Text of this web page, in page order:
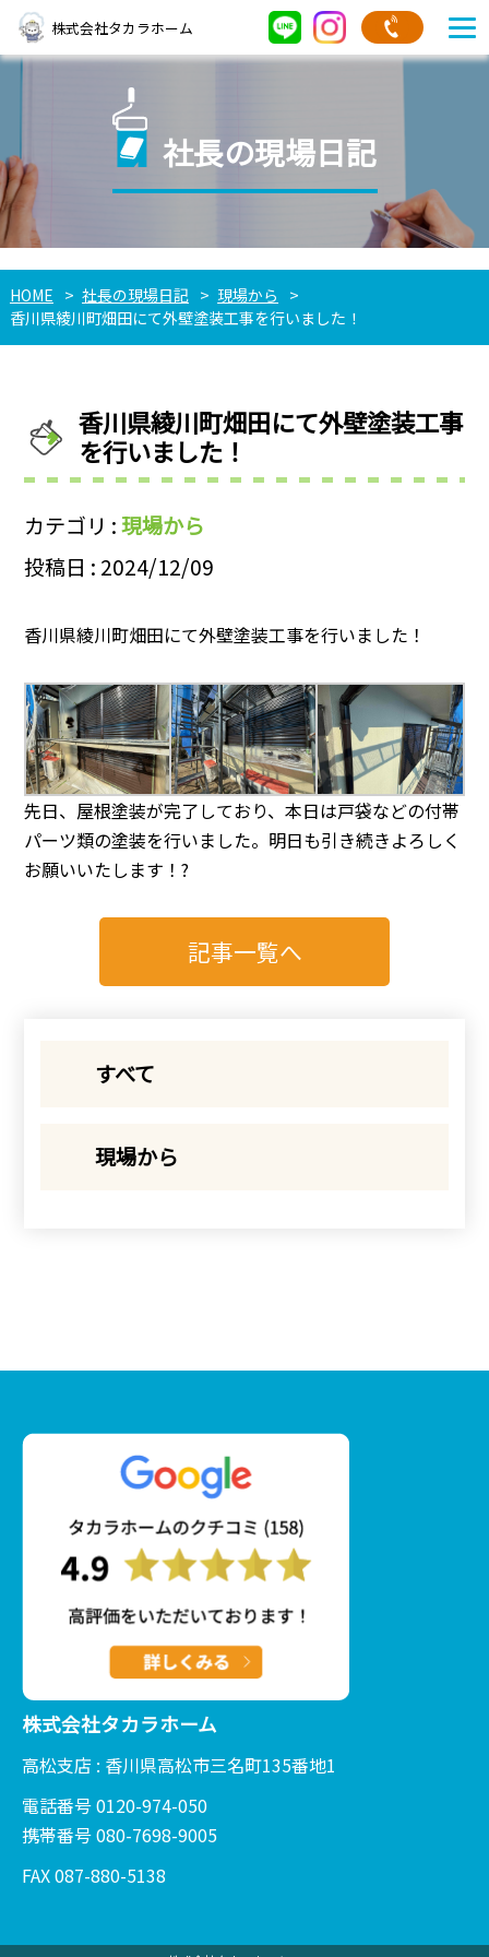
株式会社タカラホーム
社長の現場日記
HOME 社長の現場日記
現場から
香川県綾川町畑田にて外壁塗装工事を行いました！
香川県綾川町畑田にて外壁塗装工事
を行いました！
カテゴリ :現場から
投稿日 : 2024/12/09
香川県綾川町畑田にて外壁塗装工事を行いました！
先日、屋根塗装が完了しており、本日は戸袋などの付帯
パーツ類の塗装を行いました。明日も引き続きよろしく
お願いいたします！?
記事一覧へ
すべて
現場から
株式会社タカラホーム
高松支店 : 香川県高松市三名町135番地1
電話番号 0120-974-050
携帯番号 080-7698-9005
FAX 087-880-5138